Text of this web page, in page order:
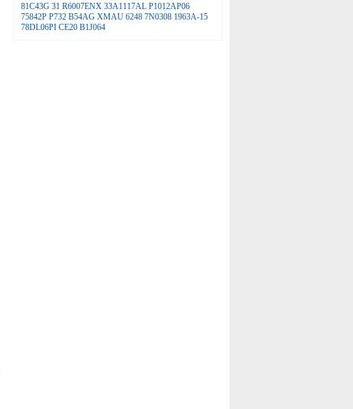
81C43G 31 R6007ENX 33A1117AL P1012AP06
75842P P732 B54AG XMAU 6248 7N0308 1963A-15
78DL06PI CE20 B1J064